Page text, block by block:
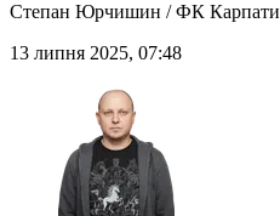
Степан Юрчишин / ФК Карпати
13 липня 2025, 07:48